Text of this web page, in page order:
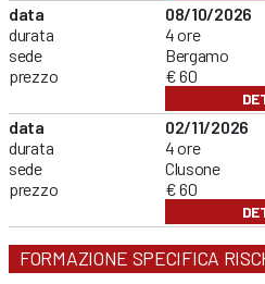
data
durata
sede
prezzo
08/10/2026
4 ore
Bergamo
€ 60
data
durata
sede
prezzo
02/11/2026
4 ore
Clusone
€ 60
FORMAZIONE SPECIFICA